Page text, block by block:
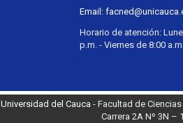
Email:
Horario de atención:
p.m. - Viernes de 8:00
Universidad del Cauca - Facultad de
Carrera 2A Nº 3N –